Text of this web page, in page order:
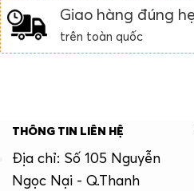
Giao hàng đúng
trên toàn quốc
THÔNG TIN LIÊN HỆ
Địa chỉ: Số 105 Nguyễn
Ngọc Nại - Q.Thanh